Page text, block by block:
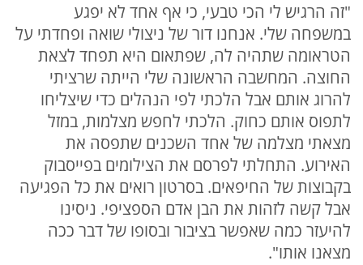
"זה הרגיש לי הכי טבעי, כי אף אחד לא יפגע
במשפחה שלי. אנחנו דור של ניצולי שואה ופחדתי על
הטראומה שתהיה לה, שפתאום היא תפחד לצאת
החוצה. המחשבה הראשונה שלי הייתה שרציתי
להרוג אותם אבל הלכתי לפי הנהלים כדי שיצליחו
לתפוס אותם כחוק. הלכתי לחפש מצלמות, במזל
מצאתי מצלמה של אחד השכנים שתפסה את
האירוע. התחלתי לפרסם את הצילומים בפייסבוק
בקבוצות של החיפאים. בסרטון רואים את כל הפגיעה
אבל קשה לזהות את הבן אדם הספציפי. ניסינו
להיעזר כמה שאפשר בציבור ובסופו של דבר ככה
מצאנו אותו".